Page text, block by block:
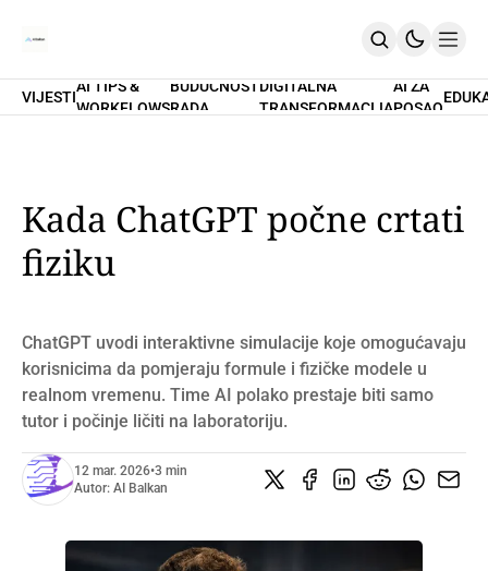
Home
PRETPLATI SE
VIJESTI
AI TIPS &
WORKFLOWS
BUDUĆNOST
RADA
DIGITALNA
TRANSFORMACIJA
AI ZA
POSAO
Kada ChatGPT počne crtati
fiziku
ChatGPT uvodi interaktivne simulacije koje omogućavaju
korisnicima da pomjeraju formule i fizičke modele u
realnom vremenu. Time AI polako prestaje biti samo
tutor i počinje ličiti na laboratoriju.
12 mar. 2026•3 min
Autor: AI Balkan